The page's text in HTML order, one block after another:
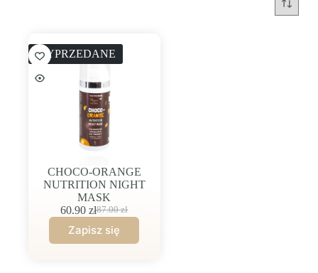
WYPRZEDANE
CHOCO-ORANGE
NUTRITION NIGHT
MASK
87.00zł
Pierwotna
cena
wynosiła:
60.90złAktualna
cena